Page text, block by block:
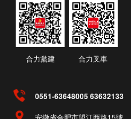
合力黨建 合力叉車
0551-63648005 63632133
安徽省合肥市望江西路15號